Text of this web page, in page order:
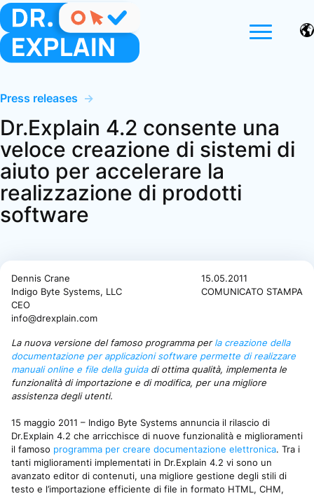
Press releases →
Dr.Explain 4.2 consente una
veloce creazione di sistemi di
aiuto per accelerare la
realizzazione di prodotti
software
15.05.2011
COMUNICATO STAMPA
Dennis Crane
Indigo Byte Systems, LLC
CEO
info@drexplain.com
La nuova versione del famoso programma perla creazione della
documentazione per applicazioni software permette di realizzare
manuali online e file della guidadi ottima qualità, implementa le
funzionalità di importazione e di modifica, per una migliore
assistenza degli utenti.
15 maggio 2011 – Indigo Byte Systems annuncia il rilascio di
Dr.Explain 4.2 che arricchisce di nuove funzionalità e miglioramenti
il famoso programma per creare documentazione elettronica. Tra i
tanti miglioramenti implementati in Dr.Explain 4.2 vi sono un
avanzato editor di contenuti, una migliore gestione degli stili di
testo e l’importazione efficiente di file in formato HTML, CHM,